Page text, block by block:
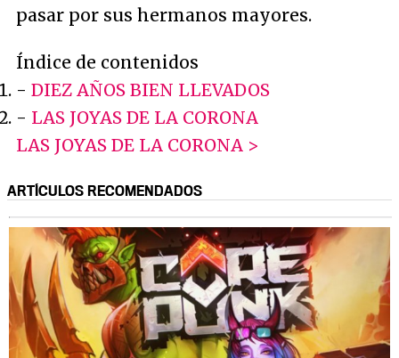
pasar por sus hermanos mayores.
Índice de contenidos
- DIEZ AÑOS BIEN LLEVADOS
- LAS JOYAS DE LA CORONA
LAS JOYAS DE LA CORONA >
ARTÍCULOS RECOMENDADOS